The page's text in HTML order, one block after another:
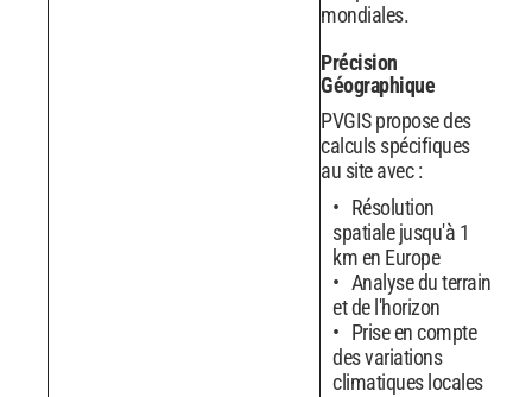
mondiales.
Précision
Géographique
PVGIS propose des
calculs spécifiques
au site avec :
Résolution
spatiale jusqu'à 1
km en Europe
Analyse du terrain
et de l'horizon
Prise en compte
des variations
climatiques locales